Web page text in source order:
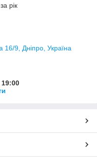
рік
9, Дніпро, Україна